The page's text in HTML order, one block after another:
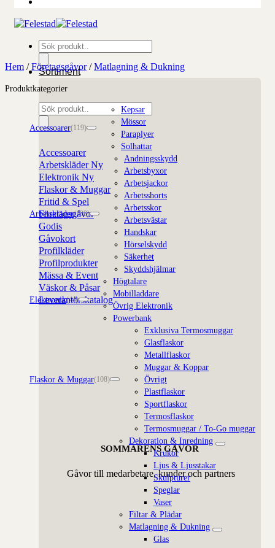
Produktsökning
Sortiment
Produktsökning
Accessoarer
Arbetskläder
Elektronik
Flaskor & Muggar
Fritid & Spel
Företagsgåvor
Godis
Gåvokort
Profilkläder
Profilprodukter
Mässa & Event
Väskor & Påsar
Leverantörskatalog
SOMMARENS GÅVOR
Gåvor till medarbetare, kunder och partners
Hem / Företagsgåvor / Matlagning & Dukning
Produktkategorier
Accessoarer(119)
Kepsar
Mössor
Paraplyer
Solhattar
Arbetskläder(109)
Andningsskydd
Arbetsbyxor
Arbetsjackor
Arbetsshorts
Arbetsskor
Arbetsvästar
Handskar
Hörselskydd
Säkerhet
Skyddshjälmar
Elektronik(44)
Högtalare
Mobilladdare
Övrig Elektronik
Powerbank
Flaskor & Muggar(108)
Exklusiva Termosmuggar
Glasflaskor
Metallflaskor
Muggar & Koppar
Övrigt
Plastflaskor
Sportflaskor
Termosflaskor
Termosmuggar / To-Go muggar
Dekoration & Inredning
Krukor
Ljus & Ljusstakar
Skulpturer
Speglar
Vaser
Filtar & Plädar
Matlagning & Dukning
Glas